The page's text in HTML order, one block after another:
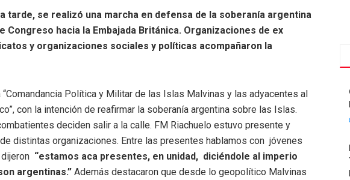
tarde, se realizó una marcha en defensa de la soberanía argentina
Congreso hacia la Embajada Británica. Organizaciones de ex
y organizaciones sociales y políticas acompañaron la
Política y Militar de las Islas Malvinas y las adyacentes al
con la intención de reafirmar la soberanía argentina sobre las Islas.
deciden salir a la calle. FM Riachuelo estuvo presente y
distintas organizaciones. Entre las presentes hablamos con jóvenes
“estamos aca presentes, en unidad, diciéndole al imperio
argentinas.” Además destacaron que desde lo geopolítico Malvinas